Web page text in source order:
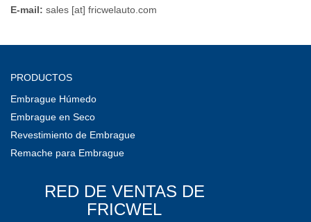
E-mail: sales [at] fricwelauto.com
PRODUCTOS
Embrague Húmedo
Embrague en Seco
Revestimiento de Embrague
Remache para Embrague
RED DE VENTAS DE
FRICWEL